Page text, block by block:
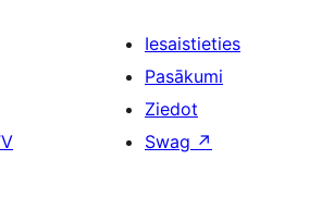
Iesaistieties
Pasākumi
Ziedot
Swag ↗